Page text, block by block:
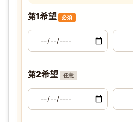
第1希望 必須
第2希望 任意